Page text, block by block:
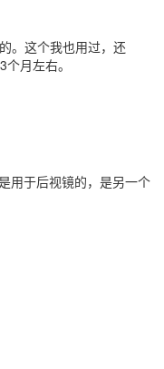
。这个我也用过，还
月左右。
用于后视镜的，是另一个